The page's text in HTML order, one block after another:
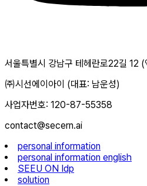
서울특별시 강남구 테헤란로22길 12 (
㈜시선에이아이 (대표: 남운성)
사업자번호: 120-87-55358
contact@secern.ai
personal information
personal information english
SEEU ON Idp
solution